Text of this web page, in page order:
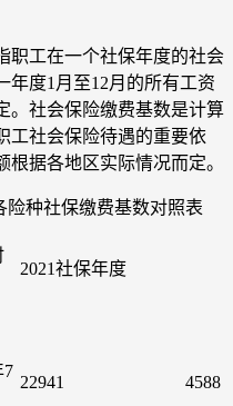
职工在一个社保年度的社会
年度1月至12月的所有工资
。社会保险缴费基数是计算
工社会保险待遇的重要依
据各地区实际情况而定。
险种社保缴费基数对照表
2021社保年度
7
22941 4588